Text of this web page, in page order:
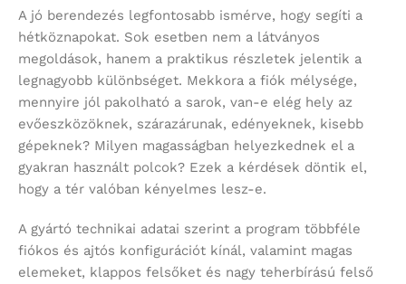
A jó berendezés legfontosabb ismérve, hogy segíti a
hétköznapokat. Sok esetben nem a látványos
megoldások, hanem a praktikus részletek jelentik a
legnagyobb különbséget. Mekkora a fiók mélysége,
mennyire jól pakolható a sarok, van-e elég hely az
evőeszközöknek, szárazárunak, edényeknek, kisebb
gépeknek? Milyen magasságban helyezkednek el a
gyakran használt polcok? Ezek a kérdések döntik el,
hogy a tér valóban kényelmes lesz-e.
A gyártó technikai adatai szerint a program többféle
fiókos és ajtós konfigurációt kínál, valamint magas
elemeket, klappos felsőket és nagy teherbírású felső